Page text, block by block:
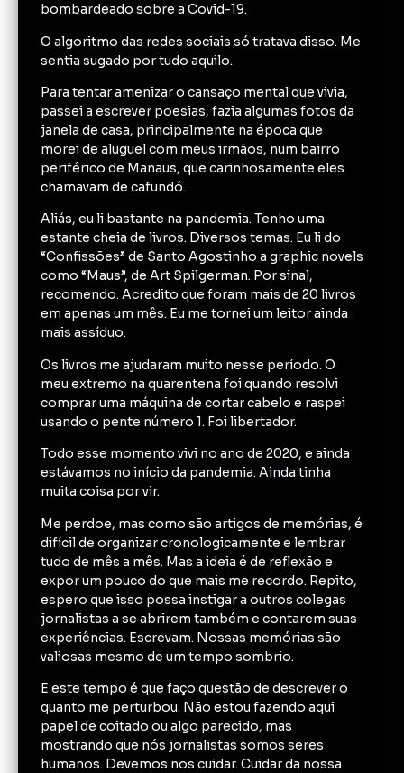
bombardeado sobre a Covid-19.
O algoritmo das redes sociais só tratava disso. Me
sentia sugado por tudo aquilo.
Para tentar amenizar o cansaço mental que vivia,
passei a escrever poesias, fazia algumas fotos da
janela de casa, principalmente na época que
morei de aluguel com meus irmãos, num bairro
periférico de Manaus, que carinhosamente eles
chamavam de cafundó.
Aliás, eu li bastante na pandemia. Tenho uma
estante cheia de livros. Diversos temas. Eu li do
“Confissões” de Santo Agostinho a graphic novels
como “Maus”, de Art Spilgerman. Por sinal,
recomendo. Acredito que foram mais de 20 livros
em apenas um mês. Eu me tornei um leitor ainda
mais assíduo.
Os livros me ajudaram muito nesse período. O
meu extremo na quarentena foi quando resolvi
comprar uma máquina de cortar cabelo e raspei
usando o pente número 1. Foi libertador.
Todo esse momento vivi no ano de 2020, e ainda
estávamos no início da pandemia. Ainda tinha
muita coisa por vir.
Me perdoe, mas como são artigos de memórias, é
difícil de organizar cronologicamente e lembrar
tudo de mês a mês. Mas a ideia é de reflexão e
expor um pouco do que mais me recordo. Repito,
espero que isso possa instigar a outros colegas
jornalistas a se abrirem também e contarem suas
experiências. Escrevam. Nossas memórias são
valiosas mesmo de um tempo sombrio.
E este tempo é que faço questão de descrever o
quanto me perturbou. Não estou fazendo aqui
papel de coitado ou algo parecido, mas
mostrando que nós jornalistas somos seres
humanos. Devemos nos cuidar. Cuidar da nossa